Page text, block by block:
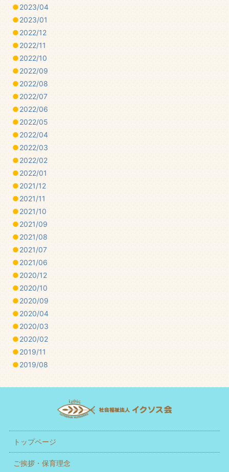
2023/04
2023/01
2022/12
2022/11
2022/10
2022/09
2022/08
2022/07
2022/06
2022/05
2022/04
2022/03
2022/02
2022/01
2021/12
2021/11
2021/10
2021/09
2021/08
2021/07
2021/06
2020/12
2020/10
2020/09
2020/04
2020/03
2020/02
2019/11
2019/08
トップページ
ご挨拶・保育理念